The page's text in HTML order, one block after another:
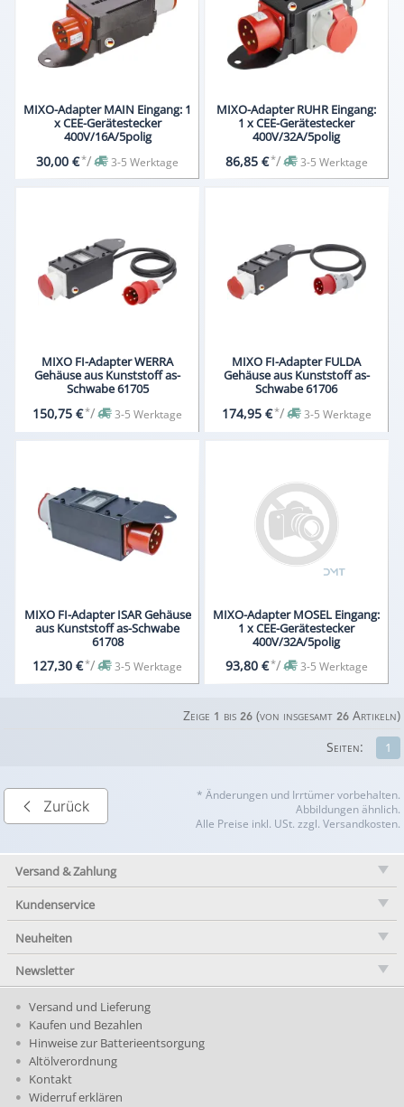
MIXO-Adapter MAIN Eingang: 1
x CEE-Gerätestecker
400V/16A/5polig
30,00 €*/ 3-5 Werktage
MIXO-Adapter RUHR Eingang:
1 x CEE-Gerätestecker
400V/32A/5polig
86,85 €*/ 3-5 Werktage
MIXO FI-Adapter WERRA
Gehäuse aus Kunststoff as-
Schwabe 61705
150,75 €*/ 3-5 Werktage
MIXO FI-Adapter FULDA
Gehäuse aus Kunststoff as-
Schwabe 61706
174,95 €*/ 3-5 Werktage
MIXO FI-Adapter ISAR Gehäuse
aus Kunststoff as-Schwabe
61708
127,30 €*/ 3-5 Werktage
MIXO-Adapter MOSEL Eingang:
1 x CEE-Gerätestecker
400V/32A/5polig
93,80 €*/ 3-5 Werktage
Zeige 1 bis 26(von insgesamt 26Artikeln)
1
Seiten:
Zurück
* Änderungen und Irrtümer vorbehalten.
Abbildungen ähnlich.
Alle Preise inkl. USt. zzgl. Versandkosten.
Versand & Zahlung
Kundenservice
Neuheiten
Newsletter
Versand und Lieferung
Kaufen und Bezahlen
Hinweise zur Batterieentsorgung
Altölverordnung
Kontakt
Widerruf erklären